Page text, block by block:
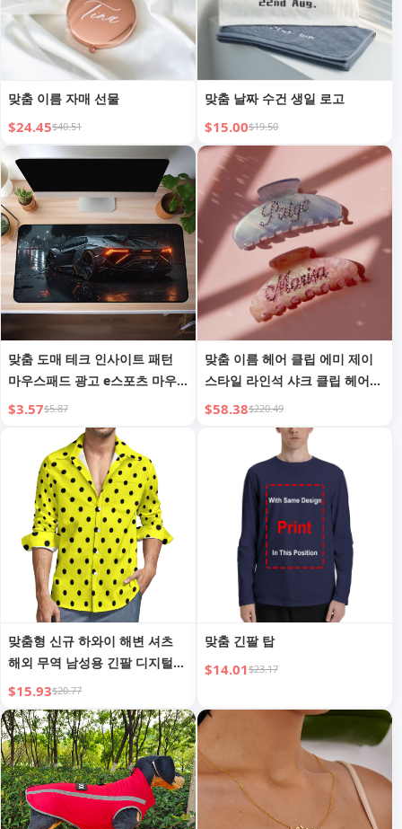
맞춤 이름 자매 선물
$24.45$40.51
맞춤 날짜 수건 생일 로고
$15.00$19.50
맞춤 도매 테크 인사이트 패턴
마우스패드 광고 e스포츠 마우
스패드
$3.57$5.87
맞춤 이름 헤어 클립 에미 제이
스타일 라인석 샤크 클립 헤어
클로 헤어 액세서리 이름 헤어
$58.38$220.49
맞춤형 신규 하와이 해변 셔츠
해외 무역 남성용 긴팔 디지털
프린팅 셔츠 물방울 무늬
$15.93$20.77
맞춤 긴팔 탑
$14.01$23.17